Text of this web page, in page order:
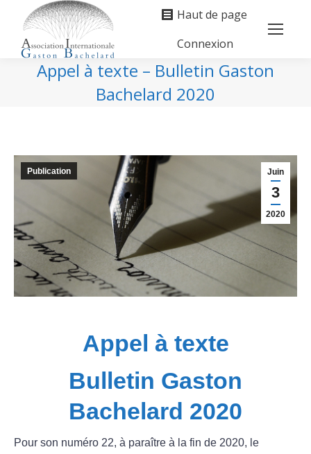
Haut de page
Connexion
Appel à texte – Bulletin Gaston
Bachelard 2020
Juin
3
2020
Publication
Appel à texte
Bulletin Gaston
Bachelard 2020
Pour son numéro 22, à paraître à la fin de 2020, le